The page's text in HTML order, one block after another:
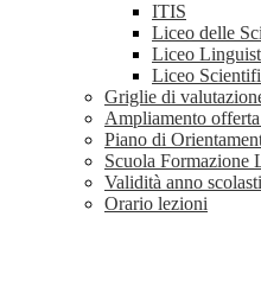
ITIS
Liceo delle
Liceo
Liceo
Griglie di
Ampliamento
Piano di
Scuola Formazione
Validità anno
Orario lezioni